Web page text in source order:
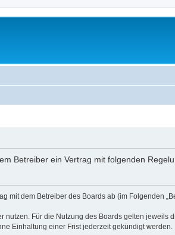
Betreiber ein Vertrag mit folgenden
mit dem Betreiber des Boards ab (im Folgenden
Für die Nutzung des Boards gelten jeweils
Einhaltung einer Frist jederzeit gekündigt werden.